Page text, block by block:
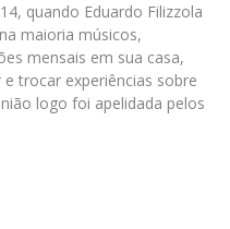
quando Eduardo Filizzola
maioria músicos,
mensais em sua casa,
trocar experiências sobre
logo foi apelidada pelos